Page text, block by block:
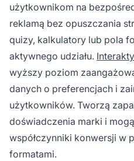
użytkownikom na
reklamą bez opuszczania
quizy, kalkulatory lub pola
aktywnego udziału.
wyższy poziom
danych o preferencjach i
użytkowników. Tworzą
doświadczenia marki i
współczynniki konwersji w
formatami.